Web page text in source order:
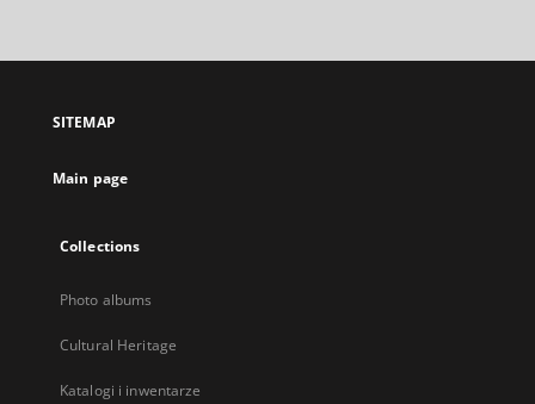
open
new
SITEMAP
Main page
Collections
Photo albums
Cultural Heritage
Katalogi i inwentarze